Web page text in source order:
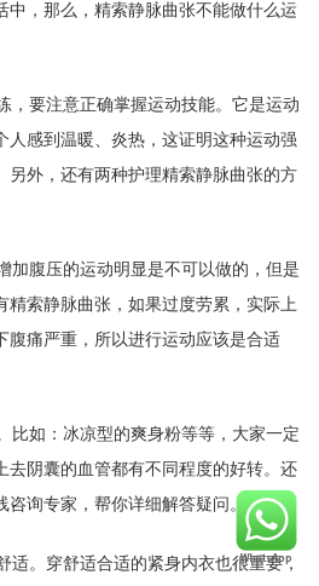
中，那么，精索静脉曲张不能做什么运
，要注意正确掌握运动技能。它是运动
人感到温暖、炎热，这证明这种运动强
另外，还有两种护理精索静脉曲张的方
加腹压的运动明显是不可以做的，但是
精索静脉曲张，如果过度劳累，实际上
腹痛严重，所以进行运动应该是合适
比如：冰凉型的爽身粉等等，大家一定
去阴囊的血管都有不同程度的好转。还
询专家，帮你详细解答疑问。
适。穿舒适合适的紧身内衣也很重要，